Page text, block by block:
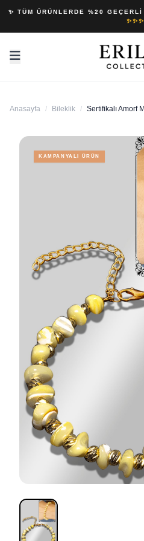
✨ TÜM ÜRÜNLERDE %20
✨✨✨
Anasayfa / Bileklik / Sertifikalı Amorf
KAMPANYALI ÜRÜN